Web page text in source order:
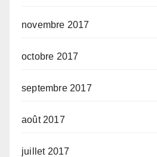
novembre 2017
octobre 2017
septembre 2017
août 2017
juillet 2017